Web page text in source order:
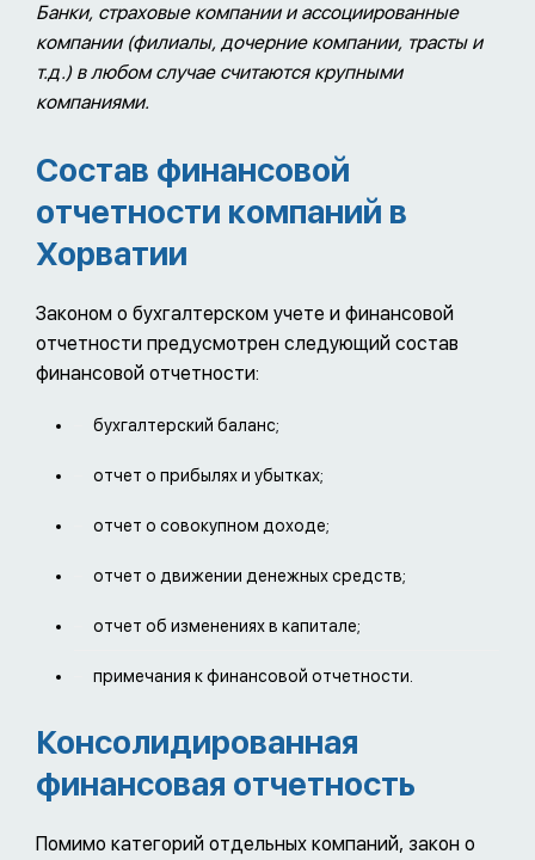
Банки, страховые компании и ассоциированные
компании (филиалы, дочерние компании, трасты и
т.д.) в любом случае считаются крупными
компаниями.
Состав финансовой
отчетности компаний в
Хорватии
Законом о бухгалтерском учете и финансовой
отчетности предусмотрен следующий состав
финансовой отчетности:
бухгалтерский баланс;
отчет о прибылях и убытках;
отчет о совокупном доходе;
отчет о движении денежных средств;
отчет об изменениях в капитале;
примечания к финансовой отчетности.
Консолидированная
финансовая отчетность
Помимо категорий отдельных компаний, закон о